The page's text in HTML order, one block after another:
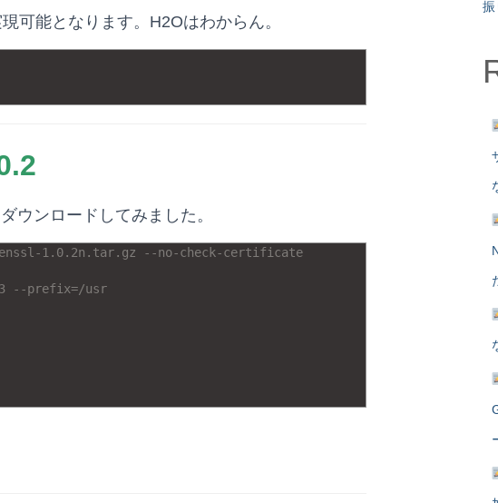
可能となります。H2Oはわからん。
ウンロードしてみました。
1.0.2n.tar.gz --no-check-certificate
--prefix=/usr
振